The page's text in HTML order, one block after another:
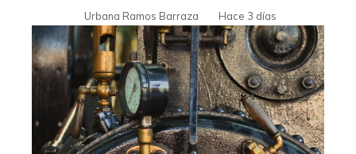
Urbana Ramos Barraza Hace 3 días